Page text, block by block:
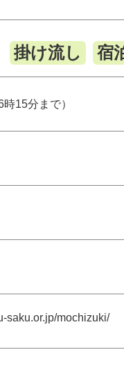
掛け流し 宿
15分まで）
saku.or.jp/mochizuki/